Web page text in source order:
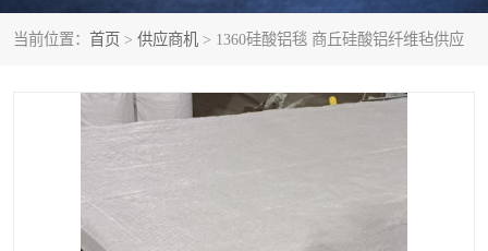
当前位置： 首页 > 供应商机 > 1360硅酸铝毯 商丘硅酸铝纤维毡供应
硅酸铝散棉 硅酸铝纤维毯
硅酸铝垫片 陶瓷纤维纸
硅酸铝纤维毡
硅酸铝保温棉